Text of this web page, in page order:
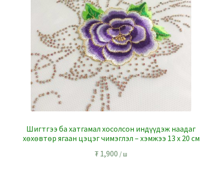
Шигтгээ ба хатгамал хосолсон индүүдэж наадаг
хөхөвтөр ягаан цэцэг чимэглэл – хэмжээ 13 x 20 см
₮ 1,900 / ш